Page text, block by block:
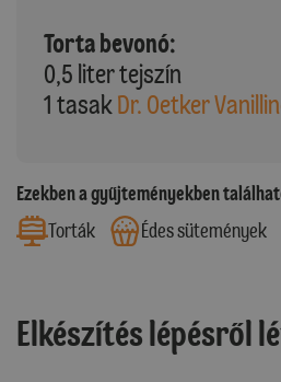
Torta bevonó:
0,5 liter tejszín
1 tasak Dr. Oetker
Ezekben a gyűjteményekben
Torták
Édes sütemények
Elkészítés lépésről